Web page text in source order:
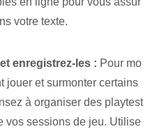
votre texte.
enregistrez-les : Pour mo
jouer et surmonter certains
à organiser des playtest
vos sessions de jeu. Utilise